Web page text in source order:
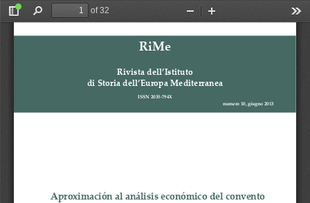
Toggle
Find
of 32
Zoom
RiMe
Rivista dell’Istituto
di Storia dell’Europa Mediterranea
ISSN 2035‐794X
numero 10, giugno 2013
Aproximación al análisis económico del convento